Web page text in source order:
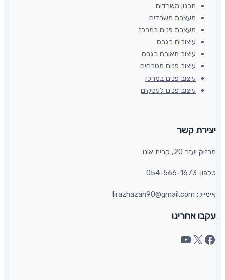
תכנון משרדים
מעצבת משרדים
מעצבת פנים במרכז
עיצובים בגבס
עיצוב תאורה בגבס
עיצוב פנים מטבחים
עיצוב פנים במרכז
עיצוב פנים לעסקים
יצירת קשר​
מרזוק ועזר 20, קרית אונו​
טלפון: 054-566-1673
אימייל: lirazhazan90@gmail.com
עקבו אחרינו